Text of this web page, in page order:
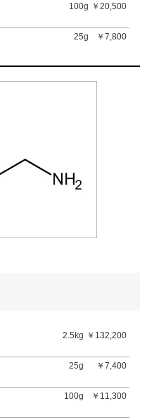
100g ￥20,500
25g ￥7,800
2.5kg ￥132,200
25g ￥7,400
100g ￥11,300